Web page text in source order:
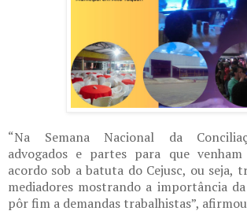
“Na Semana Nacional da
advogados e partes para que
acordo sob a batuta do Cejusc, ou seja,
mediadores mostrando a importância
pôr fim a demandas trabalhistas”,